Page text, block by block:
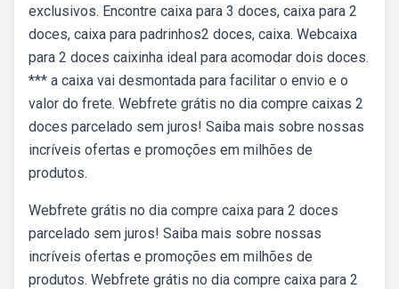
exclusivos. Encontre caixa para 3 doces, caixa para 2
doces, caixa para padrinhos2 doces, caixa. Webcaixa
para 2 doces caixinha ideal para acomodar dois doces.
*** a caixa vai desmontada para facilitar o envio e o
valor do frete. Webfrete grátis no dia compre caixas 2
doces parcelado sem juros! Saiba mais sobre nossas
incríveis ofertas e promoções em milhões de
produtos.
Webfrete grátis no dia compre caixa para 2 doces
parcelado sem juros! Saiba mais sobre nossas
incríveis ofertas e promoções em milhões de
produtos. Webfrete grátis no dia compre caixa para 2